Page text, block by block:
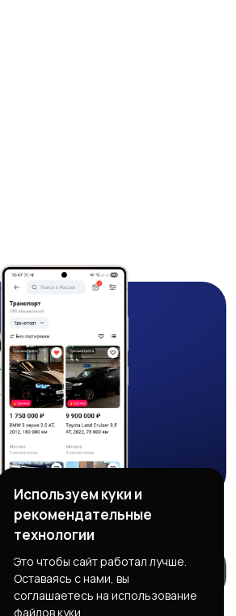
Используем куки и
рекомендательные
технологии
Это чтобы сайт работал лучше.
Оставаясь с нами, вы
соглашаетесь на использование
файлов куки.